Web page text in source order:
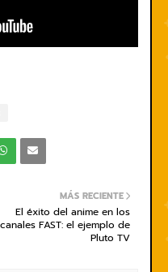
MÁS RECIENTE
El éxito del anime en los
canales FAST: el ejemplo de
Pluto TV